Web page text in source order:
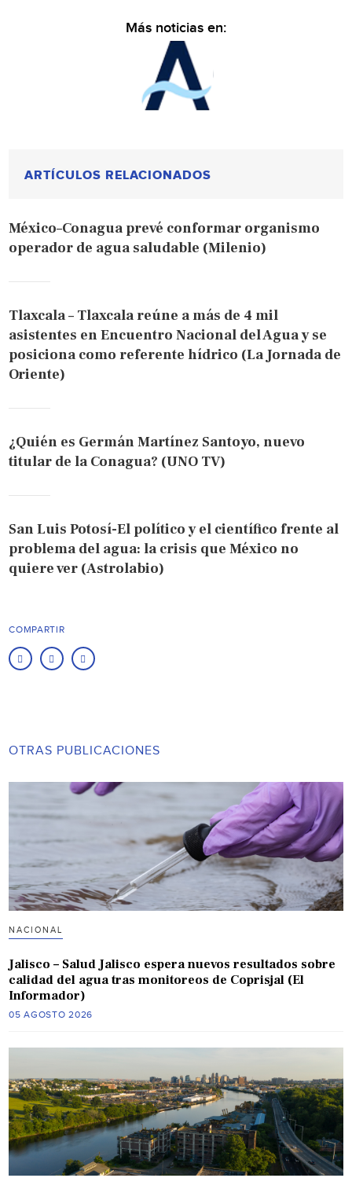
Más noticias en:
ARTÍCULOS RELACIONADOS
México–Conagua prevé conformar organismo
operador de agua saludable (Milenio)
Tlaxcala – Tlaxcala reúne a más de 4 mil
asistentes en Encuentro Nacional del Agua y se
posiciona como referente hídrico (La Jornada de
Oriente)
¿Quién es Germán Martínez Santoyo, nuevo
titular de la Conagua? (UNO TV)
San Luis Potosí-El político y el científico frente al
problema del agua: la crisis que México no
quiere ver (Astrolabio)
COMPARTIR
OTRAS PUBLICACIONES
NACIONAL
Jalisco – Salud Jalisco espera nuevos resultados sobre
calidad del agua tras monitoreos de Coprisjal (El
Informador)
05 AGOSTO 2026